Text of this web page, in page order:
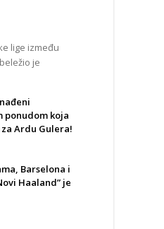
lige između
je
ponudom koja
Ardu Gulera!
Barselona i
Haaland” je